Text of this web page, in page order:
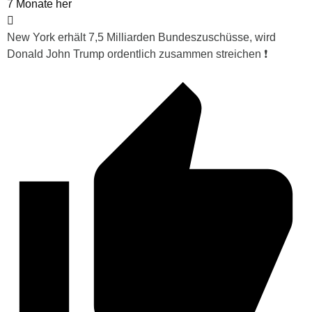
7 Monate her
New York erhält 7,5 Milliarden Bundeszuschüsse, wird
Donald John Trump ordentlich zusammen streichen ❗